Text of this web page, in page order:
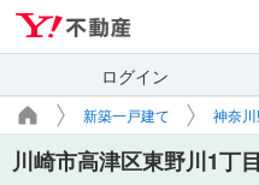
ログイン
新築一戸建て 神奈川
川崎市高津区東野川1丁目